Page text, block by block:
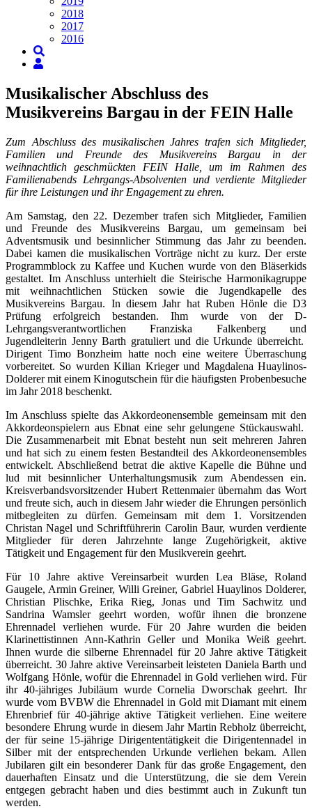
2018
2017
2016
Musikalischer Abschluss des
Musikvereins Bargau in der FEIN Halle
Zum Abschluss des musikalischen Jahres trafen sich Mitglieder,
Familien und Freunde des Musikvereins Bargau in der
weihnachtlich geschmückten FEIN Halle, um im Rahmen des
Familienabends Lehrgangs-Absolventen und verdiente Mitglieder
für ihre Leistungen und ihr Engagement zu ehren.
Am Samstag, den 22. Dezember trafen sich Mitglieder, Familien
und Freunde des Musikvereins Bargau, um gemeinsam bei
Adventsmusik und besinnlicher Stimmung das Jahr zu beenden.
Dabei kamen die musikalischen Vorträge nicht zu kurz. Der erste
Programmblock zu Kaffee und Kuchen wurde von den Bläserkids
gestaltet. Im Anschluss unterhielt die Steirische Harmonikagruppe
mit weihnachtlichen Stücken sowie die Jugendkapelle des
Musikvereins Bargau. In diesem Jahr hat Ruben Hönle die D3
Prüfung erfolgreich bestanden. Ihm wurde von der D-
Lehrgangsverantwortlichen Franziska Falkenberg und
Jugendleiterin Jenny Barth gratuliert und die Urkunde überreicht.
Dirigent Timo Bonzheim hatte noch eine weitere Überraschung
vorbereitet. So wurden Kilian Krieger und Magdalena Huaylinos-
Dolderer mit einem Kinogutschein für die häufigsten Probenbesuche
im Jahr 2018 beschenkt.
Im Anschluss spielte das Akkordeonensemble gemeinsam mit den
Akkordeonspielern aus Ebnat eine sehr gelungene Stückauswahl.
Die Zusammenarbeit mit Ebnat besteht nun seit mehreren Jahren
und hat sich zu einem festen Bestandteil des Akkordeonensembles
entwickelt. Abschließend betrat die aktive Kapelle die Bühne und
lud mit besinnlicher Unterhaltungsmusik zum Abendessen ein.
Kreisverbandsvorsitzender Hubert Rettenmaier übernahm das Wort
und freute sich, auch in diesem Jahr wieder die Ehrungen persönlich
mitbegleiten zu dürfen. Gemeinsam mit dem 1. Vorsitzenden
Christan Nagel und Schriftführerin Carolin Baur, wurden verdiente
Mitglieder für deren Jahrzehnte lange Zugehörigkeit, aktive
Tätigkeit und Engagement für den Musikverein geehrt.
Für 10 Jahre aktive Vereinsarbeit wurden Lea Bläse, Roland
Gaugele, Armin Greiner, Willi Greiner, Gabriel Huaylinos Dolderer,
Christian Plischke, Erika Rieg, Jonas und Tim Sachwitz und
Sandrina Wamsler geehrt worden, wofür ihnen die bronzene
Ehrennadel verliehen wurde. Für 20 Jahre wurden die beiden
Klarinettistinnen Ann-Kathrin Geller und Monika Weiß geehrt.
Ihnen wurde die silberne Ehrennadel für 20 Jahre aktive Tätigkeit
überreicht. 30 Jahre aktive Vereinsarbeit leisteten Daniela Barth und
Wolfgang Hönle, wofür die Ehrennadel in Gold verliehen wird. Für
ihr 40-jähriges Jubiläum wurde Cornelia Dworschak geehrt. Ihr
wurde vom BVBW die Ehrennadel in Gold mit Diamant mit einem
Ehrenbrief für 40-jährige aktive Tätigkeit verliehen. Eine weitere
besondere Ehrung wurde in diesem Jahr Martin Rebholz überreicht,
der für seine 15-jährige Dirigententätigkeit die Dirigentennadel in
Silber mit der entsprechenden Urkunde verliehen bekam. Allen
Jubilaren gilt ein besonderer Dank für das große Engagement, den
dauerhaften Einsatz und die Unterstützung, die sie dem Verein
entgegen gebracht haben und dies bestimmt auch in Zukunft tun
werden.